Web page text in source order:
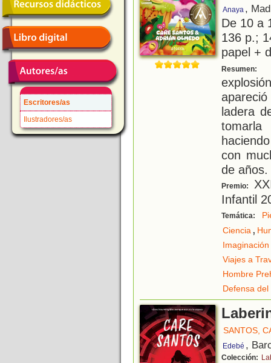
Escritores/as
Ilustradores/as
Anaya ,
De 10 a
136 p.;
papel +
Resumen:
ladera
con
de
Premio:
Infantil
Temática:
Ciencia,
Imaginación
Viajes a
Hombre
Defensa
SANTOS,
Edebé ,
Colección: